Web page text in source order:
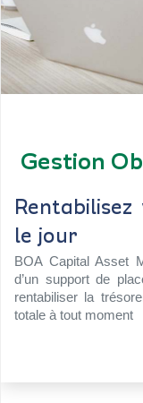
Gestion
le jour
BOA Capital Asset
d’un support de
rentabiliser la
totale à tout moment